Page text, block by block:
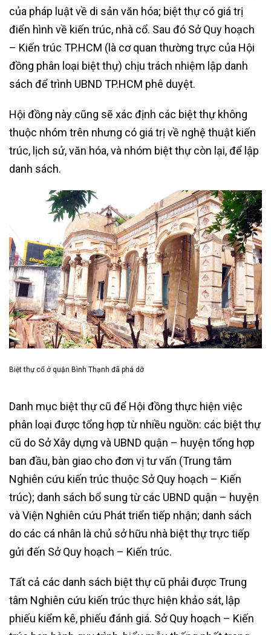
của pháp luật về di sản văn hóa; biệt thự có giá trị
điển hình về kiến trúc, nhà cổ. Sau đó Sở Quy hoạch
– Kiến trúc TP.HCM (là cơ quan thường trực của Hội
đồng phân loại biệt thự) chịu trách nhiệm lập danh
sách để trình UBND TP.HCM phê duyệt.
Hội đồng này cũng sẽ xác định các biệt thự không
thuộc nhóm trên nhưng có giá trị về nghệ thuật kiến
trúc, lịch sử, văn hóa, và nhóm biệt thự còn lại, để lập
danh sách.
Biệt thự cổ ở quận Bình Thạnh đã phá dỡ
Danh mục biệt thự cũ để Hội đồng thực hiện việc
phân loại được tổng hợp từ nhiều nguồn: các biệt thự
cũ do Sở Xây dựng và UBND quận – huyện tổng hợp
ban đầu, bàn giao cho đơn vị tư vấn (Trung tâm
Nghiên cứu kiến trúc thuộc Sở Quy hoạch – Kiến
trúc); danh sách bổ sung từ các UBND quận – huyện
và Viện Nghiên cứu Phát triển tiếp nhận; danh sách
do các cá nhân là chủ sở hữu nhà biệt thự trực tiếp
gửi đến Sở Quy hoạch – Kiến trúc.
Tất cả các danh sách biệt thự cũ phải được Trung
tâm Nghiên cứu kiến trúc thực hiện khảo sát, lập
phiếu kiểm kê, phiếu đánh giá. Sở Quy hoạch – Kiến